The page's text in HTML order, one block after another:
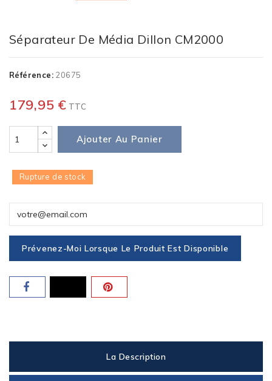
Séparateur De Média Dillon CM2000
Référence: 20675
179,95 € TTC
Ajouter Au Panier
Rupture de stock
Prévenez-Moi Lorsque Le Produit Est Disponible
La Description